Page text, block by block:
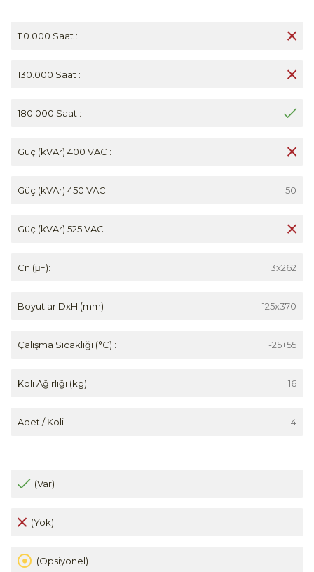
110.000 Saat :
130.000 Saat :
180.000 Saat :
Güç (kVAr) 400 VAC :
Güç (kVAr) 450 VAC : 50
Güç (kVAr) 525 VAC :
Cn (μF): 3x262
Boyutlar DxH (mm) : 125x370
Çalışma Sıcaklığı (°C) : -25+55
Koli Ağırlığı (kg) : 16
Adet / Koli : 4
(Var)
(Yok)
(Opsiyonel)